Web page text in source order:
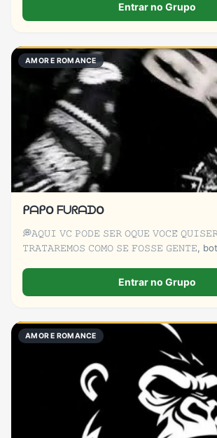
Entrar no Grupo
AMOR E ROMANCE
ᑭᗩᑭO ᖴᑌᖇᗩᗪO
💭𝙰𝚀𝚄𝙸 𝚅𝙲 𝙿𝙾𝙳𝙴 𝚂𝙴𝚁 𝙾𝚀𝚄𝙴 𝚅𝙾𝙲𝙴̂
𝚃𝚁𝙰𝚃𝙰𝚁𝙴𝙼𝙾𝚂 𝙲𝙾𝙼𝙾 𝚂𝙴 𝙵𝙾𝚂𝚂𝙴 𝙶𝙴𝙽𝚃𝙴, bot
Entrar no Grupo
AMOR E ROMANCE